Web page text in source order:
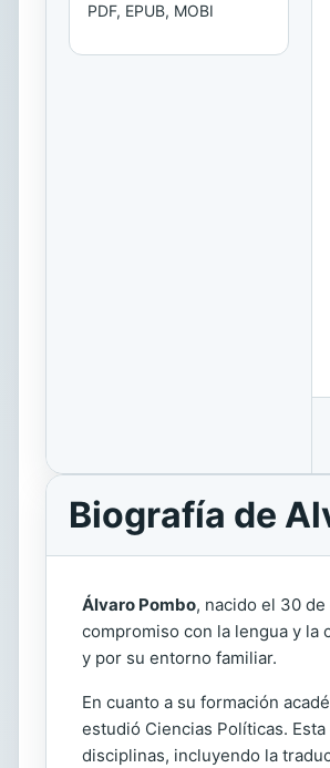
PDF, EPUB, MOBI
Biografía de
Álvaro Pombo, nacido el 30
compromiso con la lengua y la
y por su entorno familiar.
En cuanto a su formación
estudió Ciencias Políticas.
disciplinas, incluyendo la